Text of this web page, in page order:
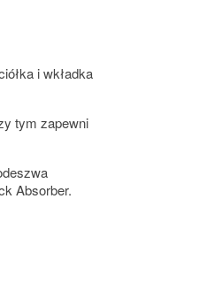
i wkładka
tym zapewni
Absorber.